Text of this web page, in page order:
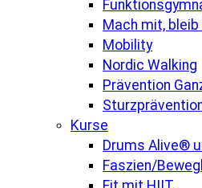
Mach mit,
Mobility
Nordic Walking
Prävention
Kurse
Drums Alive®
Faszien/